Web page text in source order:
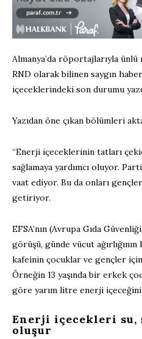
Almanya’da röportajlarıyla
RND olarak bilinen saygın
içeceklerindeki son durumu
Yazıdan öne çıkan bölümleri
“Enerji içeceklerinin tatları
sağlamaya yardımcı oluyor.
vaat ediyor. Bu da onları
getiriyor.
EFSA’nın (Avrupa Gıda
görüşü, günde vücut
kafeinin çocuklar ve gençler
Örneğin 13 yaşında bir erkek
göre yarım litre enerji
Enerji içecekleri su,
oluşur